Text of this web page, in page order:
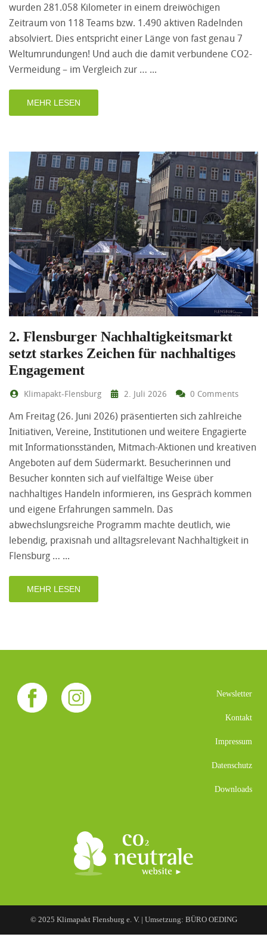
wurden 281.058 Kilometer in einem dreiwöchigen
Zeitraum von 118 Teams bzw. 1.490 aktiven Radelnden
absolviert. Dies entspricht einer Länge von fast genau 7
Weltumrundungen! Und auch die damit verbundene CO2-
Vermeidung – im Vergleich zur …
MEHR LESEN
2. Flensburger Nachhaltigkeitsmarkt
setzt starkes Zeichen für nachhaltiges
Engagement
Klimapakt-Flensburg 2. Juli 2026 0 Comments
Am Freitag (26. Juni 2026) präsentierten sich zahlreiche
Initiativen, Vereine, Institutionen und weitere Engagierte
mit Informationsständen, Mitmach-Aktionen und kreativen
Angeboten auf dem Südermarkt. Besucherinnen und
Besucher konnten sich auf vielfältige Weise über
nachhaltiges Handeln informieren, ins Gespräch kommen
und eigene Erfahrungen sammeln. Das
abwechslungsreiche Programm machte deutlich, wie
lebendig, praxisnah und alltagsrelevant Nachhaltigkeit in
Flensburg …
MEHR LESEN
Newsletter
Kontakt
Impressum
Datenschutz
Downloads
© 2025 Klimapakt Flensburg e. V. | Umsetzung: BÜRO OEDING